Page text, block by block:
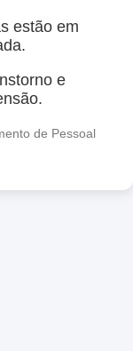
estão em
e
de Pessoal